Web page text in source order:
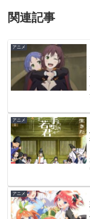
関連記事
アニメ
アニメ
アニメ